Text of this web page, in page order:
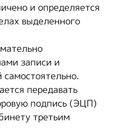
и определяется
выделенного
записи и
самостоятельно.
передавать
подпись (ЭЦП)
третьим